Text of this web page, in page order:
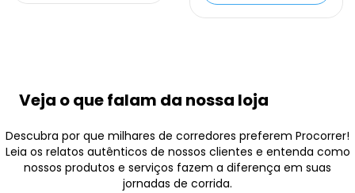
Veja o que falam da nossa loja
Descubra por que milhares de corredores preferem Procorrer!
Leia os relatos autênticos de nossos clientes e entenda como
nossos produtos e serviços fazem a diferença em suas
jornadas de corrida.